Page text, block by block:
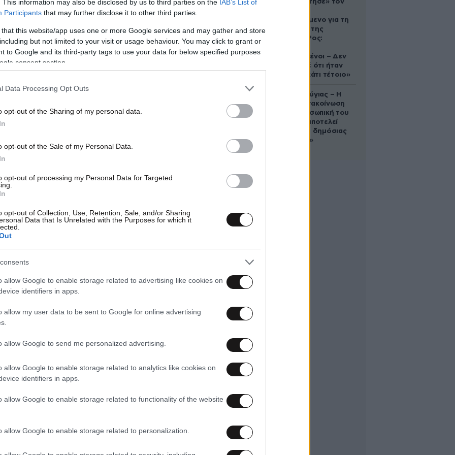
This information may also be disclosed by us to third parties on the IAB’s List of
Participants that may further disclose it to other third parties.
that this website/app uses one or more Google services and may gather and store
but not limited to your visit or usage behaviour. You may click to grant or
to Google and its third-party tags to use your data for below specified purposes
consent section.
Data Processing Opt Outs
opt-out of the Sharing of my personal data.
opt-out of the Sale of my Personal Data.
opt-out of processing my Personal Data for Targeted
opt-out of Collection, Use, Retention, Sale, and/or Sharing
Data that Is Unrelated with the Purposes for which it
allow Google to enable storage related to advertising like cookies on
identifiers in apps.
allow my user data to be sent to Google for online advertising
allow Google to send me personalized advertising.
allow Google to enable storage related to analytics like cookies on
identifiers in apps.
allow Google to enable storage related to functionality of the website
allow Google to enable storage related to personalization.
ξεκαθάρισε, «δεν υπάρχει θέμα
Αλέξη Τσίπρα στην κεντρική
της συνέντευξης. Ερωτηθείς για τις
υπουργός Υγείας Άδωνις Γεωργιάδης, ο
σχολίασε: «Ο κ. Γεωργιάδης έχει τον δικό
δικό του σκεπτικό. Όταν έρχεσαι όμως με τη
είναι εύλογο να υπενθυμίσει κάποιος τη
που «υιοθέτησε» τον
κατηγορούμενο για τη
δολοφονία της
Ελίζαμπεθ Ρος:
συντετριμμένοι – Δεν
έδειξε ποτέ ότι ήταν
ικανός για κάτι τέτοιο»
Χρίστος Κούγιας – Η
αυστηρή ανακοίνωση
για την προσωπική του
ζωή: «Δεν αποτελεί
αντικείμενο δημόσιας
συζήτησης»